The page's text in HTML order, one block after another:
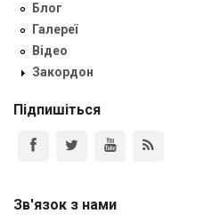
Блог
Галереї
Відео
Закордон
Підпишіться
Зв'язок з нами